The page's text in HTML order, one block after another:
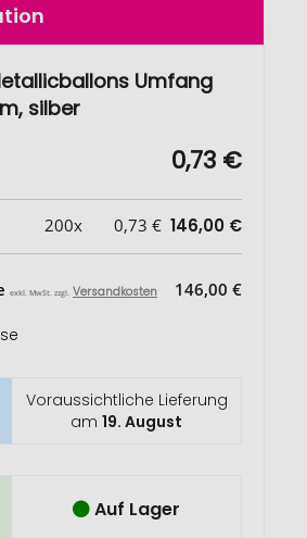
Umfang
silber
0,73 €
200x 0,73 € 146,00 €
exkl. MwSt. zzgl. Versandkosten 146,00 €
Voraussichtliche Lieferung
am19. August
Auf Lager